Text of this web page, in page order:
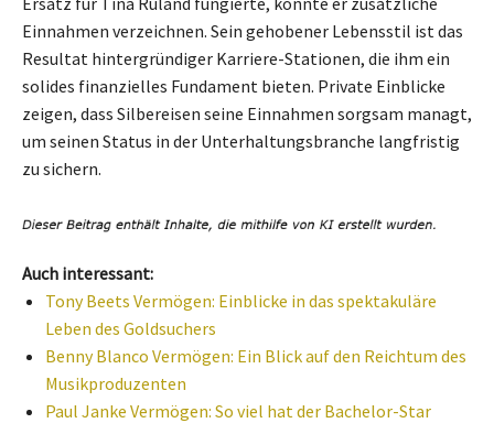
Einnahmen verzeichnen. Sein gehobener Lebensstil ist das
Resultat hintergründiger Karriere-Stationen, die ihm ein
solides finanzielles Fundament bieten. Private Einblicke
zeigen, dass Silbereisen seine Einnahmen sorgsam managt,
um seinen Status in der Unterhaltungsbranche langfristig
zu sichern.
Auch interessant:
Tony Beets Vermögen: Einblicke in das spektakuläre
Leben des Goldsuchers
Benny Blanco Vermögen: Ein Blick auf den Reichtum des
Musikproduzenten
Paul Janke Vermögen: So viel hat der Bachelor-Star